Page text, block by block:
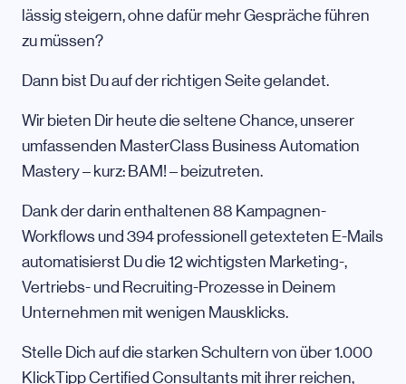
lässig steigern, ohne dafür mehr Gespräche führen
zu müssen?
Dann bist Du auf der richtigen Seite gelandet.
Wir bieten Dir heute die seltene Chance, unserer
umfassenden MasterClass Business Automation
Mastery – kurz: BAM! – beizutreten.
Dank der darin enthaltenen 88 Kampagnen-
Workflows und 394 professionell getexteten E-Mails
automatisierst Du die 12 wichtigsten Marketing-,
Vertriebs- und Recruiting-Prozesse in Deinem
Unternehmen mit wenigen Mausklicks.
Stelle Dich auf die starken Schultern von über 1.000
KlickTipp Certified Consultants mit ihrer reichen,